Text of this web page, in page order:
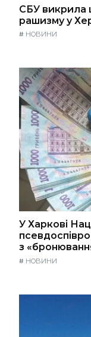
СБУ викрила
рашизму у
# НОВИНИ
У Харкові
з
# НОВИНИ